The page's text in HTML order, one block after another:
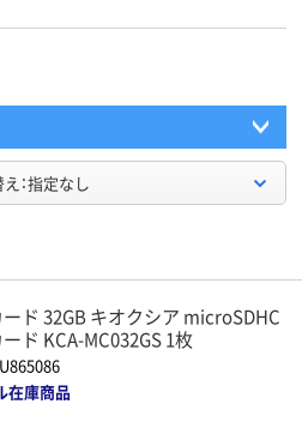
：指定なし
ド 32GB キオクシア microSDHC
ド KCA-MC032GS 1枚
在庫商品